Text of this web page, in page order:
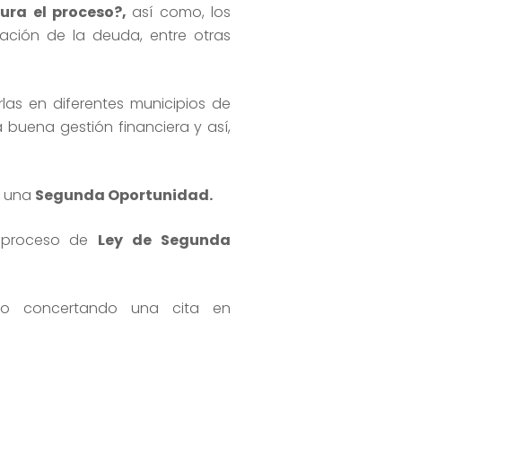
el proceso?, así como, los
de la deuda, entre otras
en diferentes municipios de
gestión financiera y así,
Segunda Oportunidad.
de Ley de Segunda
concertando una cita en